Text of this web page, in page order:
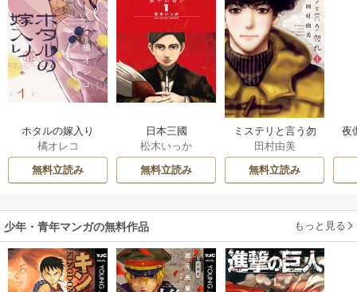
ホタルの嫁入り
橘オレコ
無料立読み
日本三國
松木いっか
無料立読み
ミステリと言う勿
れ
田村由美
無料立読み
夜
少年・青年マンガの無料作品 もっと見る